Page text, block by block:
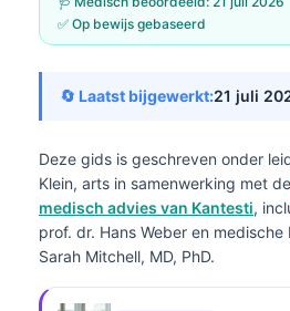
✅ Op bewijs gebaseerd
🔄 Laatst bijgewerkt:21 juli
Deze gids is geschreven onder
Klein, arts in samenwerking met de
medisch advies van Kantesti,
prof. dr. Hans Weber en
Sarah Mitchell, MD, PhD.